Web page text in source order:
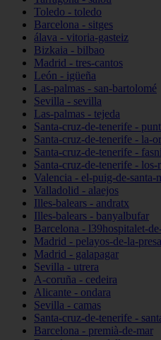
Toledo - toledo
Barcelona - sitges
álava - vitoria-gasteiz
Bizkaia - bilbao
Madrid - tres-cantos
León - igüeña
Las-palmas - san-bartolomé
Sevilla - sevilla
Las-palmas - tejeda
Santa-cruz-de-tenerife -
Santa-cruz-de-tenerife - la-
Santa-cruz-de-tenerife -
Santa-cruz-de-tenerife - los-
Valencia - el-puig-de-santa-
Valladolid - alaejos
Illes-balears - andratx
Illes-balears - banyalbufar
Barcelona - l39hospitalet-
Madrid - pelayos-de-la-presa
Madrid - galapagar
Sevilla - utrera
A-coruña - cedeira
Alicante - ondara
Sevilla - camas
Santa-cruz-de-tenerife -
Barcelona - premià-de-mar